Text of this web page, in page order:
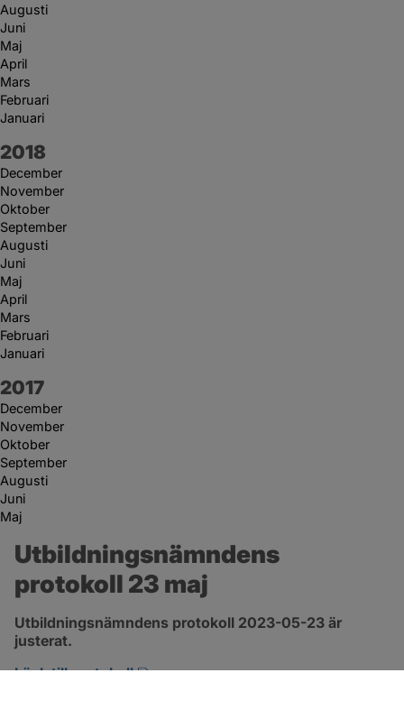
Augusti
Juni
Maj
April
Mars
Februari
Januari
År:
2018
December
November
Oktober
September
Augusti
Juni
Maj
April
Mars
Februari
Januari
År:
2017
December
November
Oktober
September
Augusti
Juni
Maj
Utbildningsnämndens
protokoll 23 maj
Utbildningsnämndens protokoll 2023-05-23 är
justerat.
Länk till protokoll
pdf, 544.7 kB, öppnas i nytt fönster.